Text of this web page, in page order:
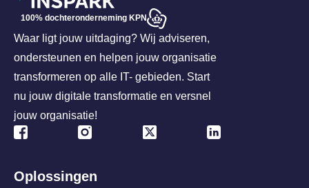
100% dochteronderneming KPN
Waar ligt jouw uitdaging? Wij adviseren,
ondersteunen en helpen jouw organisatie
transformeren op alle IT- gebieden. Start
nu jouw digitale transformatie en versnel
jouw organisatie!
Oplossingen